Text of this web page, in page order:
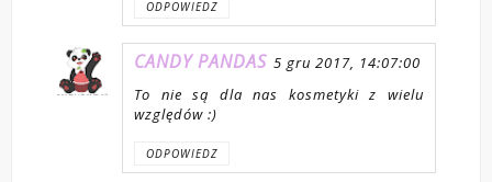
ODPOWIEDZ
CANDY PANDAS 5 gru 2017, 14:07:00
To nie są dla nas kosmetyki z wielu
względów :)
ODPOWIEDZ